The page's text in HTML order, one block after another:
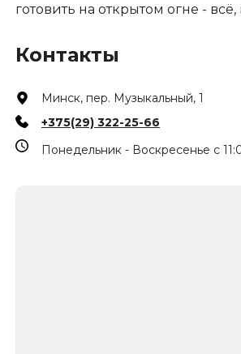
готовить на открытом огне -
Контакты
Минск, пер. Музыкальный, 1
+375(29) 322-25-66
Понедельник - Воскресенье с